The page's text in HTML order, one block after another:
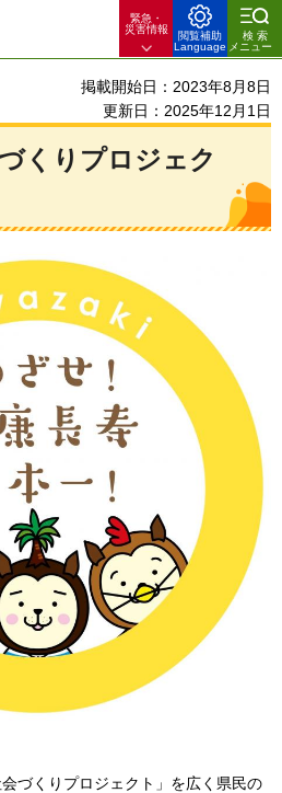
緊急・
災害情報
閲覧補助
Language
検索
メニュー
掲載開始日：2023年8月8日
更新日：2025年12月1日
くりプロジェク
づくりプロジェクト」を広く県民の